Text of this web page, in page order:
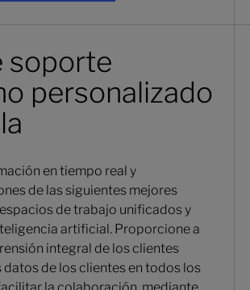
soporte
personalizado
en tiempo real y
de las siguientes mejores
de trabajo unificados y
artificial. Proporcione a
integral de los clientes
de los clientes en todos los
la colaboración, mediante